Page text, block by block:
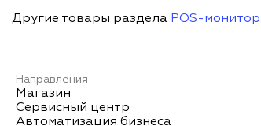
Другие товары раздела POS-
Направления
Магазин
Сервисный центр
Автоматизация бизнеса